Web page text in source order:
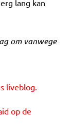
lang kan
om vanwege
liveblog.
op de